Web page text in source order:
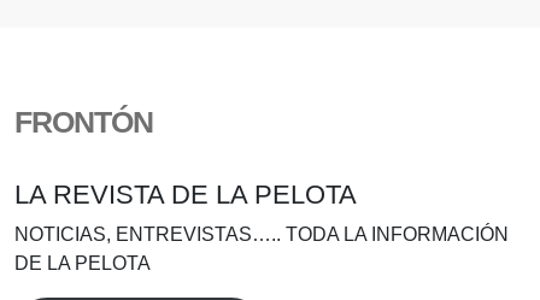
FRONTÓN
LA REVISTA DE LA PELOTA
NOTICIAS, ENTREVISTAS….. TODA LA INFORMACIÓN
DE LA PELOTA